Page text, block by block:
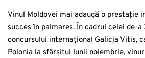
Vinul Moldovei mai adaugă o prestație
succes în palmares. În cadrul celei de-
concursului internațional Galicja Vitis,
Polonia la sfârșitul lunii noiembrie,